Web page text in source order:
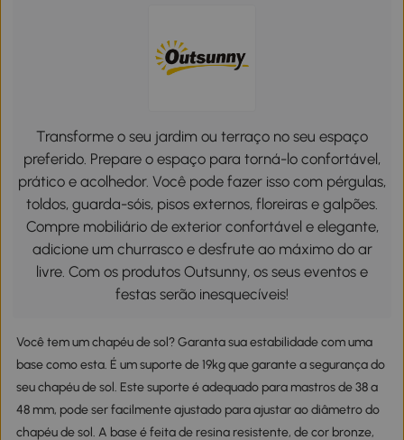
Transforme o seu jardim ou terraço no seu espaço
preferido. Prepare o espaço para torná-lo confortável,
prático e acolhedor. Você pode fazer isso com pérgulas,
toldos, guarda-sóis, pisos externos, floreiras e galpões.
Compre mobiliário de exterior confortável e elegante,
adicione um churrasco e desfrute ao máximo do ar
livre. Com os produtos Outsunny, os seus eventos e
festas serão inesquecíveis!
Você tem um chapéu de sol? Garanta sua estabilidade com uma
base como esta. É um suporte de 19kg que garante a segurança do
seu chapéu de sol. Este suporte é adequado para mastros de 38 a
48 mm, pode ser facilmente ajustado para ajustar ao diâmetro do
chapéu de sol. A base é feita de resina resistente, de cor bronze,